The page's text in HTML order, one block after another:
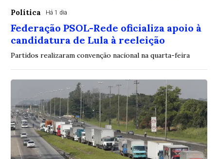
Política Há 1 dia
Federação PSOL-Rede oficializa apoio à
candidatura de Lula à reeleição
Partidos realizaram convenção nacional na quarta-feira